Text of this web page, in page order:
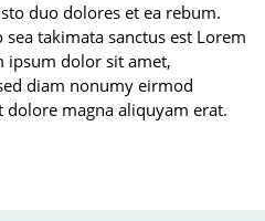
duo dolores et ea rebum.
takimata sanctus est Lorem
ipsum dolor sit amet,
diam nonumy eirmod
magna aliquyam erat.